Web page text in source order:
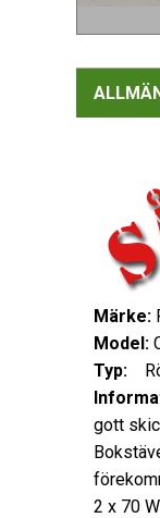
Märke:
Model:
Typ:
gott
2 x 70